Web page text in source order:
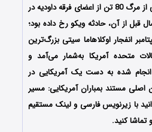
علت این اقدام را انتقام‌جویی از مرگ 80 تن از اعضای فرقه داودیه در
قبل از آن، حادثه ویکو رخ داده بود؛
از وقوع حادثه 11 سپتامبر انفجار اوکلاهاما سیتی بزرگ‌ترین
متحده آمریکا به‌شمار می‌آمد و
انجام شده به دست یک آمریکایی در
مستند بمباران آمریکایی: مسیر
را می‌توانید با زیرنویس فارسی و لینک مستقیم
تماشا کنید.